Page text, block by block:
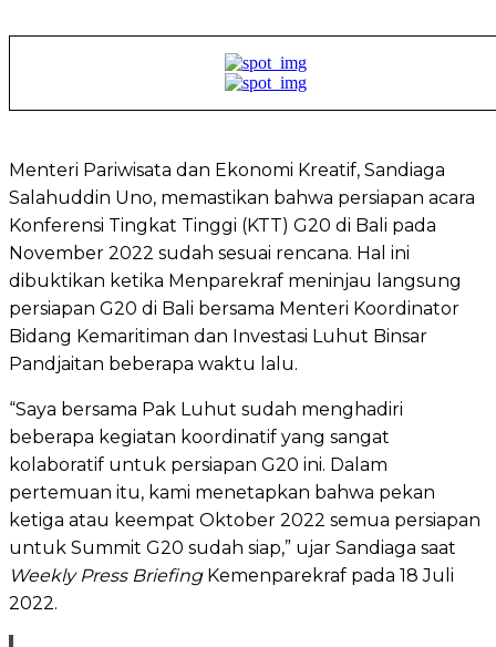
Menteri Pariwisata dan Ekonomi Kreatif, Sandiaga
Salahuddin Uno, memastikan bahwa persiapan acara
Konferensi Tingkat Tinggi (KTT) G20 di Bali pada
November 2022 sudah sesuai rencana. Hal ini
dibuktikan ketika Menparekraf meninjau langsung
persiapan G20 di Bali bersama Menteri Koordinator
Bidang Kemaritiman dan Investasi Luhut Binsar
Pandjaitan beberapa waktu lalu.
“Saya bersama Pak Luhut sudah menghadiri
beberapa kegiatan koordinatif yang sangat
kolaboratif untuk persiapan G20 ini. Dalam
pertemuan itu, kami menetapkan bahwa pekan
ketiga atau keempat Oktober 2022 semua persiapan
untuk Summit G20 sudah siap,” ujar Sandiaga saat
Weekly Press BriefingKemenparekraf pada 18 Juli
2022.